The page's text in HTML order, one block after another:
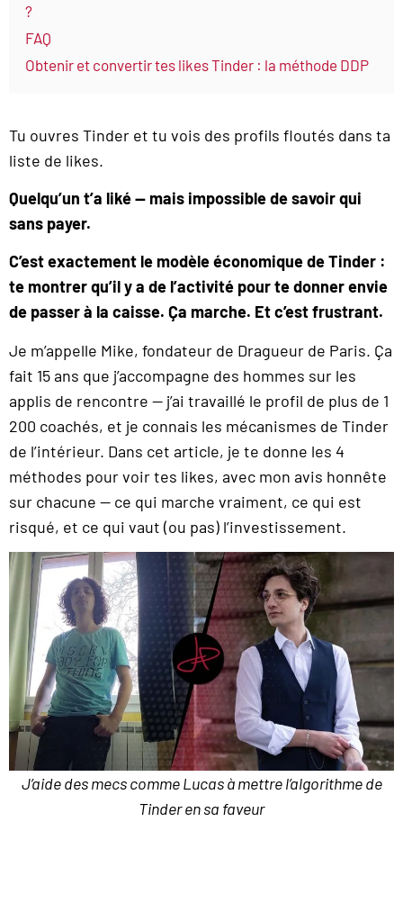
?
FAQ
Obtenir et convertir tes likes Tinder : la méthode DDP
Tu ouvres Tinder et tu vois des profils floutés dans ta
liste de likes.
Quelqu’un t’a liké — mais impossible de savoir qui
sans payer.
C’est exactement le modèle économique de Tinder :
te montrer qu’il y a de l’activité pour te donner envie
de passer à la caisse. Ça marche. Et c’est frustrant.
Je m’appelle Mike, fondateur de Dragueur de Paris. Ça
fait 15 ans que j’accompagne des hommes sur les
applis de rencontre — j’ai travaillé le profil de plus de 1
200 coachés, et je connais les mécanismes de Tinder
de l’intérieur. Dans cet article, je te donne les 4
méthodes pour voir tes likes, avec mon avis honnête
sur chacune — ce qui marche vraiment, ce qui est
risqué, et ce qui vaut (ou pas) l’investissement.
J’aide des mecs comme Lucas à mettre l’algorithme de
Tinder en sa faveur